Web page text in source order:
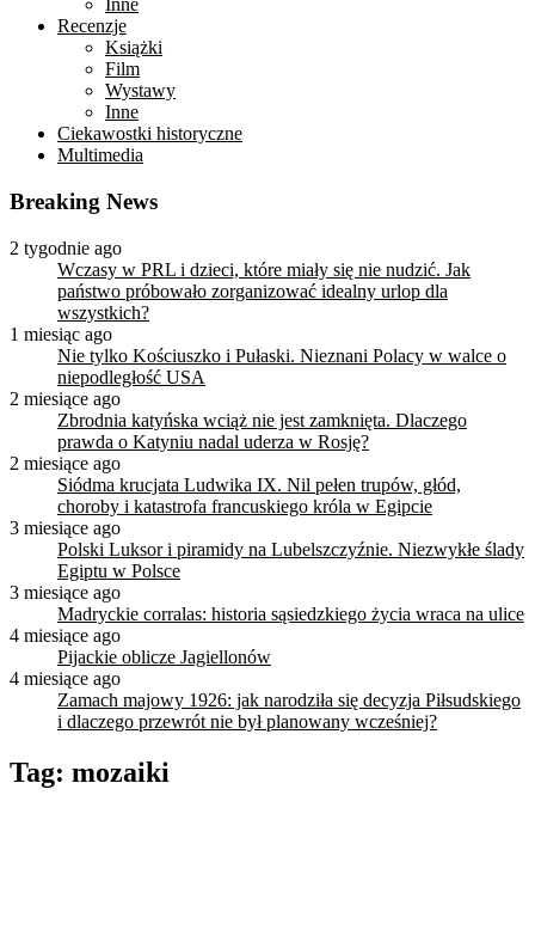
Inne
Recenzje
Książki
Film
Wystawy
Inne
Ciekawostki historyczne
Multimedia
Breaking News
2 tygodnie ago
Wczasy w PRL i dzieci, które miały się nie nudzić. Jak
państwo próbowało zorganizować idealny urlop dla
wszystkich?
1 miesiąc ago
Nie tylko Kościuszko i Pułaski. Nieznani Polacy w walce o
niepodległość USA
2 miesiące ago
Zbrodnia katyńska wciąż nie jest zamknięta. Dlaczego
prawda o Katyniu nadal uderza w Rosję?
2 miesiące ago
Siódma krucjata Ludwika IX. Nil pełen trupów, głód,
choroby i katastrofa francuskiego króla w Egipcie
3 miesiące ago
Polski Luksor i piramidy na Lubelszczyźnie. Niezwykłe ślady
Egiptu w Polsce
3 miesiące ago
Madryckie corralas: historia sąsiedzkiego życia wraca na ulice
4 miesiące ago
Pijackie oblicze Jagiellonów
4 miesiące ago
Zamach majowy 1926: jak narodziła się decyzja Piłsudskiego
i dlaczego przewrót nie był planowany wcześniej?
Tag: mozaiki